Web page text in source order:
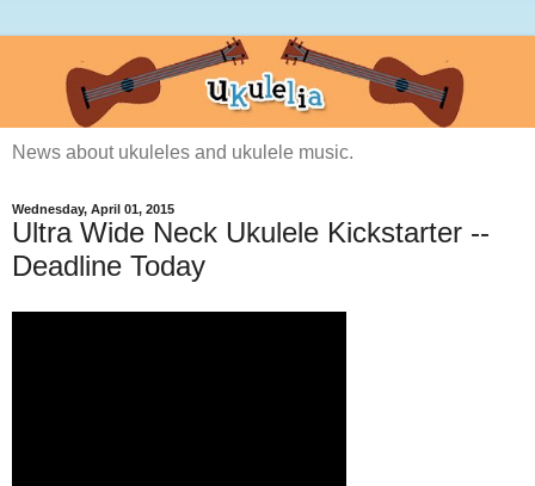
News about ukuleles and ukulele music.
Wednesday, April 01, 2015
Ultra Wide Neck Ukulele Kickstarter --
Deadline Today